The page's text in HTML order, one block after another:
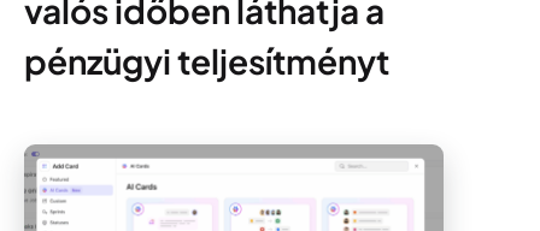
valós időben láthatja a
pénzügyi teljesítményt